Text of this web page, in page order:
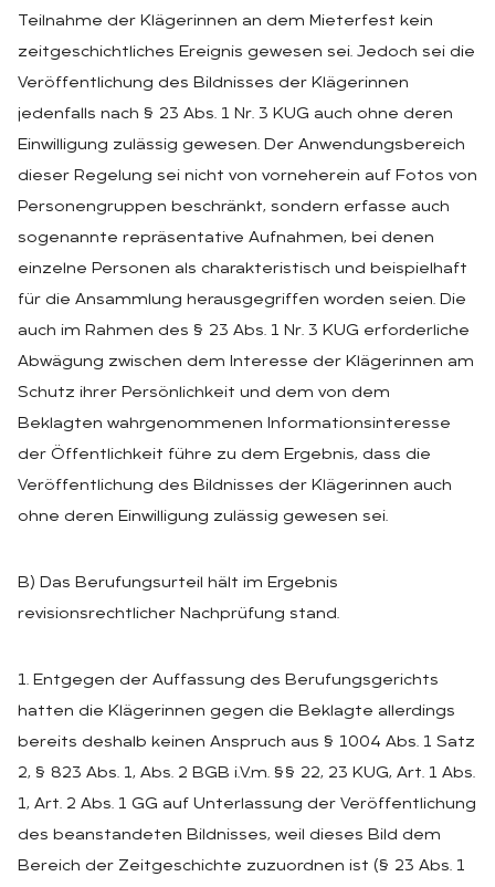
Teilnahme der Klägerinnen an dem Mieterfest kein
zeitgeschichtliches Ereignis gewesen sei. Jedoch sei die
Veröffentlichung des Bildnisses der Klägerinnen
jedenfalls nach § 23 Abs. 1 Nr. 3 KUG auch ohne deren
Einwilligung zulässig gewesen. Der Anwendungsbereich
dieser Regelung sei nicht von vorneherein auf Fotos von
Personengruppen beschränkt, sondern erfasse auch
sogenannte repräsentative Aufnahmen, bei denen
einzelne Personen als charakteristisch und beispielhaft
für die Ansammlung herausgegriffen worden seien. Die
auch im Rahmen des § 23 Abs. 1 Nr. 3 KUG erforderliche
Abwägung zwischen dem Interesse der Klägerinnen am
Schutz ihrer Persönlichkeit und dem von dem
Beklagten wahrgenommenen Informationsinteresse
der Öffentlichkeit führe zu dem Ergebnis, dass die
Veröffentlichung des Bildnisses der Klägerinnen auch
ohne deren Einwilligung zulässig gewesen sei.
B) Das Berufungsurteil hält im Ergebnis
revisionsrechtlicher Nachprüfung stand.
1. Entgegen der Auffassung des Berufungsgerichts
hatten die Klägerinnen gegen die Beklagte allerdings
bereits deshalb keinen Anspruch aus § 1004 Abs. 1 Satz
2, § 823 Abs. 1, Abs. 2 BGB i.V.m. §§ 22, 23 KUG, Art. 1 Abs.
1, Art. 2 Abs. 1 GG auf Unterlassung der Veröffentlichung
des beanstandeten Bildnisses, weil dieses Bild dem
Bereich der Zeitgeschichte zuzuordnen ist (§ 23 Abs. 1